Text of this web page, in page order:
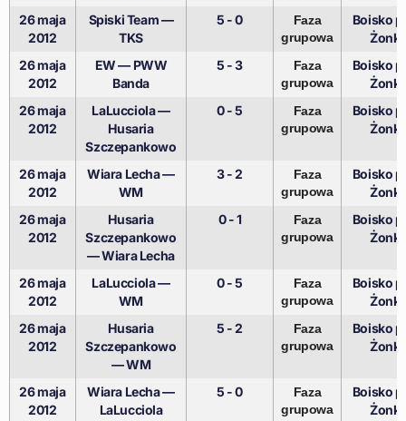
26 maja
2012
Spiski Team —
TKS
5 - 0
Faza
grupowa
Boisko
26 maja
2012
EW — PWW
Banda
5 - 3
Faza
grupowa
Boisko
26 maja
2012
LaLucciola —
Husaria
Szczepankowo
0 - 5
Faza
grupowa
Boisko
26 maja
2012
Wiara Lecha —
WM
3 - 2
Faza
grupowa
Boisko
26 maja
2012
Husaria
Szczepankowo
— Wiara Lecha
0 - 1
Faza
grupowa
Boisko
26 maja
2012
LaLucciola —
WM
0 - 5
Faza
grupowa
Boisko
26 maja
2012
Husaria
Szczepankowo
— WM
5 - 2
Faza
grupowa
Boisko
26 maja
2012
Wiara Lecha —
LaLucciola
5 - 0
Faza
grupowa
Boisko